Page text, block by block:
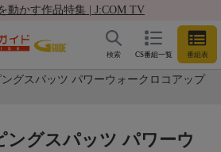
動かす作品特集 | J:COM TV
CS番組一覧 番組表
検索
グスパッツ パワーウォークロコアップ
ングスパッツ パワーウ